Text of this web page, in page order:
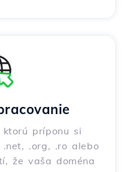
príponu si
.org, .ro alebo
že vaša doména